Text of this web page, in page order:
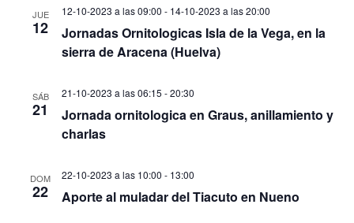
JUE
12
12-10-2023 a las 09:00 - 14-10-2023 a las 20:00
Jornadas Ornitologicas Isla de la Vega, en la
sierra de Aracena (Huelva)
SÁB
21
21-10-2023 a las 06:15 -20:30
Jornada ornitologica en Graus, anillamiento y
charlas
DOM
22
22-10-2023 a las 10:00 - 13:00
Aporte al muladar del Tiacuto en Nueno